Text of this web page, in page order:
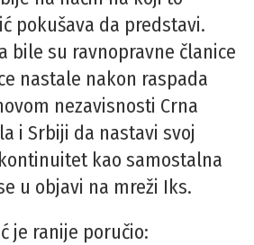
pokušava da predstavi.
bile su ravnopravne članice
nastale nakon raspada
nezavisnosti Crna
i Srbiji da nastavi svoj
kao samostalna
u objavi na mreži Iks.
je ranije poručio: